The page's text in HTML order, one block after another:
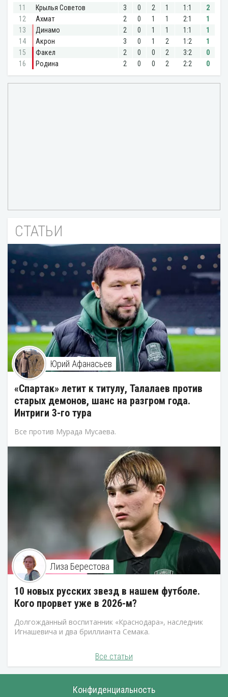
СТАТЬИ
Юрий Афанасьев
«Спартак» летит к титулу, Талалаев против
старых демонов, шанс на разгром года.
Интриги 3-го тура
Все против Мурада Мусаева.
Лиза Берестова
10 новых русских звезд в нашем футболе.
Кого прорвет уже в 2026-м?
Долгожданный воспитанник «Краснодара», наследник
Игнашевича и два бриллианта Семака.
Все статьи
Конфиденциальность